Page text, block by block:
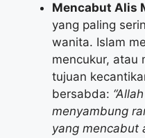
Mencabut Alis
yang paling
wanita. Islam
mencukur, atau
tujuan
bersabda:
menyambung
yang mencabut